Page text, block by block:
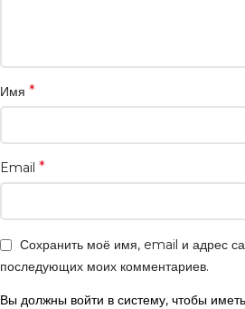
Имя *
Email *
Сохранить моё имя, email и адрес
последующих моих комментариев.
Вы должны войти в систему, чтобы